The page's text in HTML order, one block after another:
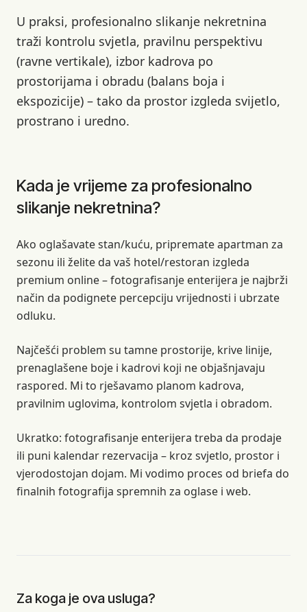
U praksi, profesionalno slikanje nekretnina
traži kontrolu svjetla, pravilnu perspektivu
(ravne vertikale), izbor kadrova po
prostorijama i obradu (balans boja i
ekspozicije) – tako da prostor izgleda svijetlo,
prostrano i uredno.
Kada je vrijeme za profesionalno
slikanje nekretnina?
Ako oglašavate stan/kuću, pripremate apartman za
sezonu ili želite da vaš hotel/restoran izgleda
premium online – fotografisanje enterijera je najbrži
način da podignete percepciju vrijednosti i ubrzate
odluku.
Najčešći problem su tamne prostorije, krive linije,
prenaglašene boje i kadrovi koji ne objašnjavaju
raspored. Mi to rješavamo planom kadrova,
pravilnim uglovima, kontrolom svjetla i obradom.
Ukratko: fotografisanje enterijera treba da prodaje
ili puni kalendar rezervacija – kroz svjetlo, prostor i
vjerodostojan dojam. Mi vodimo proces od briefa do
finalnih fotografija spremnih za oglase i web.
Za koga je ova usluga?